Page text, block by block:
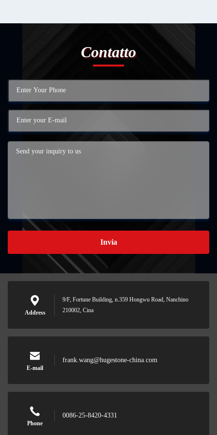
Contatto
Invia
Address
9/F, Fortune Building, n.359 Hongwu Road, Nanchino
210002, Cina
E-mail
frank.wang@hugestone-china.com
Phone
0086-25-8420-4331